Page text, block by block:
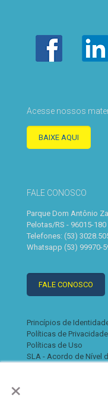
×
Acesse nossos
BAIXE AQUI
FALE CONOSCO
Parque Dom Antônio
Pelotas/RS - 96015-180
Telefones: (53)
Whatsapp (53) 99970-
FALE CONOSCO
Princípios de
Políticas de Privacidade
Políticas de Uso
SLA - Acordo de Nível